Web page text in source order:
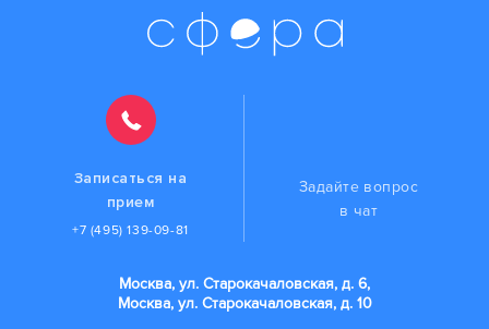
Записаться на
прием
+7 (495) 139-09-81
Задайте вопрос
в чат
Москва, ул. Старокачаловская, д. 6,
Москва, ул. Старокачаловская, д. 10